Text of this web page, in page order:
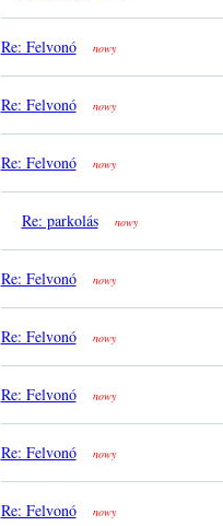
Re: Felvonó nowy
Re: Felvonó nowy
Re: Felvonó nowy
Re: parkolás nowy
Re: Felvonó nowy
Re: Felvonó nowy
Re: Felvonó nowy
Re: Felvonó nowy
Re: Felvonó nowy